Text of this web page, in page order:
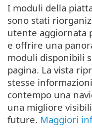
I moduli della
sono stati
utente aggiornata
e offrire una
moduli disponibili
pagina. La vista
stesse
contempo una
una migliore
future. Maggiori